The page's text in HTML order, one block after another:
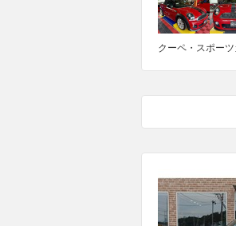
クーペ・スポーツ